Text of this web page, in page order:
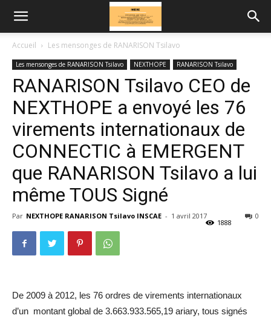
Accueil Les mensonges de RANARISON Tsilavo
Les mensonges de RANARISON Tsilavo NEXTHOPE RANARISON Tsilavo
RANARISON Tsilavo CEO de
NEXTHOPE a envoyé les 76
virements internationaux de
CONNECTIC à EMERGENT
que RANARISON Tsilavo a lui
même TOUS Signé
Par NEXTHOPE RANARISON Tsilavo INSCAE - 1 avril 2017 0
1888
De 2009 à 2012, les 76 ordres de virements internationaux
d’un montant global de 3.663.933.565,19 ariary, tous signés